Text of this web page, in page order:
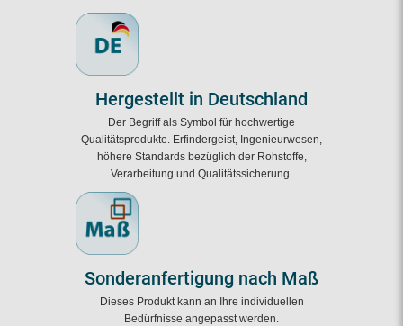
Hergestellt in Deutschland
Der Begriff als Symbol für hochwertige
Qualitätsprodukte. Erfindergeist, Ingenieurwesen,
höhere Standards bezüglich der Rohstoffe,
Verarbeitung und Qualitätssicherung.
Sonderanfertigung nach Maß
Dieses Produkt kann an Ihre individuellen
Bedürfnisse angepasst werden.